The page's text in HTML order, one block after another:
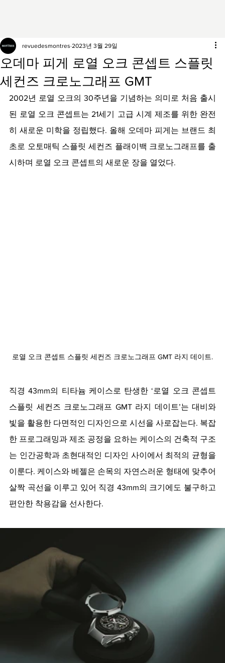
오데마 피게 로열 오크 콘셉트 스플릿
세컨즈 크로노그래프 GMT
revuedesmontres 2023년 3월 29일
2002년 로열 오크의 30주년을 기념하는 의미로 처음 출시
된 로열 오크 콘셉트는 21세기 고급 시계 제조를 위한 완전
히 새로운 미학을 정립했다. 올해 오데마 피게는 브랜드 최
초로 오토매틱 스플릿 세컨즈 플래이백 크로노그래프를 출
시하며 로열 오크 콘셉트의 새로운 장을 열었다.
로열 오크 콘셉트 스플릿 세컨즈 크로노그래프 GMT 라지 데이트.
직경 43mm의 티타늄 케이스로 탄생한 ‘로열 오크 콘셉트
스플릿 세컨즈 크로노그래프 GMT 라지 데이트’는 대비와
빛을 활용한 다면적인 디자인으로 시선을 사로잡는다. 복잡
한 프로그래밍과 제조 공정을 요하는 케이스의 건축적 구조
는 인간공학과 초현대적인 디자인 사이에서 최적의 균형을
이룬다. 케이스와 베젤은 손목의 자연스러운 형태에 맞추어
살짝 곡선을 이루고 있어 직경 43mm의 크기에도 불구하고
편안한 착용감을 선사한다.